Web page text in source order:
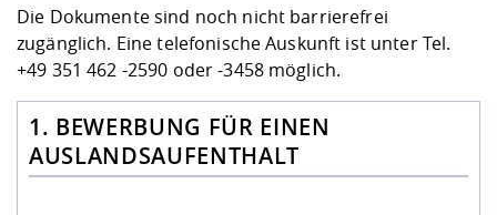
Die Dokumente sind noch nicht barrierefrei
zugänglich. Eine telefonische Auskunft ist unter Tel.
+49 351 462 -2590 oder -3458 möglich.
1. BEWERBUNG FÜR EINEN
AUSLANDSAUFENTHALT